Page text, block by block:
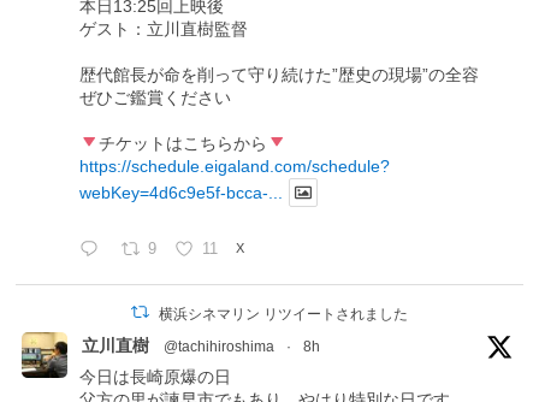
本日13:25回上映後
ゲスト：立川直樹監督
歴代館長が命を削って守り続けた”歴史の現場”の全容
ぜひご鑑賞ください
チケットはこちらから
https://schedule.eigaland.com/schedule?
webKey=4d6c9e5f-bcca-...
9 11 X
横浜シネマリン リツイートされました
立川直樹 @tachihiroshima · 8h
今日は長崎原爆の日